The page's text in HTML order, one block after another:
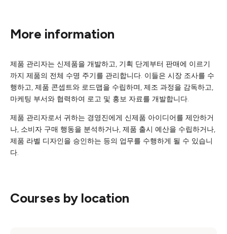
More information
제품 관리자는 신제품을 개발하고, 기획 단계부터 판매에 이르기
까지 제품의 전체 수명 주기를 관리합니다. 이들은 시장 조사를 수
행하고, 제품 콘셉트와 로드맵을 수립하며, 제조 과정을 감독하고,
마케팅 부서와 협력하여 로고 및 홍보 자료를 개발합니다.
제품 관리자로서 귀하는 경영진에게 신제품 아이디어를 제안하거
나, 소비자 구매 행동을 분석하거나, 제품 출시 예산을 수립하거나,
제품 라벨 디자인을 승인하는 등의 업무를 수행하게 될 수 있습니
다.
Courses by location